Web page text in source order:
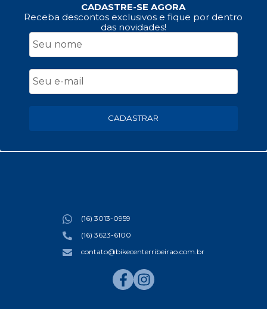
CADASTRE-SE AGORA
Receba descontos exclusivos e fique por dentro
das novidades!
CADASTRAR
(16) 3013-0959
(16) 3623-6100
contato@bikecenterribeirao.com.br